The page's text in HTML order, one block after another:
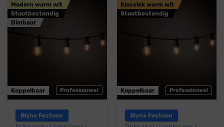
Professioneel
Modern warm wit
Stootbestendig
Dimbaar
Koppelbaar
Blynx Festoon
Professioneel
Klassiek warm wit
Stootbestendig
Koppelbaar
Blynx Festoon